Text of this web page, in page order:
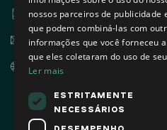
+351 21 412 93 00
info@sovena.pt
www.sovenagroup.com
nossos parceiros de publicidade
que podem combiná-las com
informações que você forneceu
que eles coletaram do uso de
Ler mais
ESTRITAMENTE
NECESSÁRIOS
DESEMPENHO